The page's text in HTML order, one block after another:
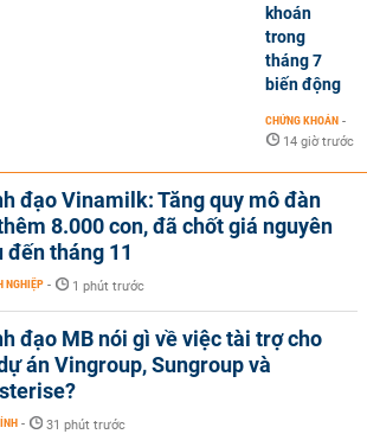
khoán
trong
tháng 7
biến động
CHỨNG KHOÁN -
14 giờ trước
đạo Vinamilk: Tăng quy mô đàn
8.000 con, đã chốt giá nguyên
đến tháng 11
NGHIỆP - 1 phút trước
đạo MB nói gì về việc tài trợ cho
án Vingroup, Sungroup và
- 31 phút trước